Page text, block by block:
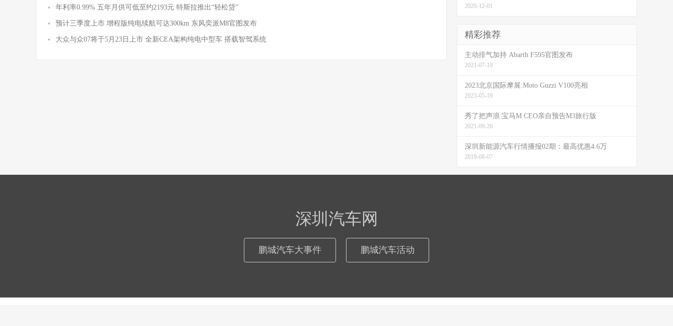
年利率0.99% 五年月供可低至约2193元 特斯拉推出“轻松贷”
预计三季度上市 增程版纯电续航可达300km 东风奕派M8官图发布
大众与众07将于5月23日上市 全新CEA架构纯电中型车 搭载智驾系统
2020-12-01
精彩推荐
主动排气加持 Abarth F595官图发布
2021-07-19
2023北京国际摩展:Moto Guzzi V100亮相
2023-05-19
秀了把声浪 宝马M CEO亲自预告M3旅行版
2021-09-26
深圳新能源汽车行情播报02期：最高优惠4.6万
2019-08-07
深圳汽车网
鹏城汽车大事件 鹏城汽车活动